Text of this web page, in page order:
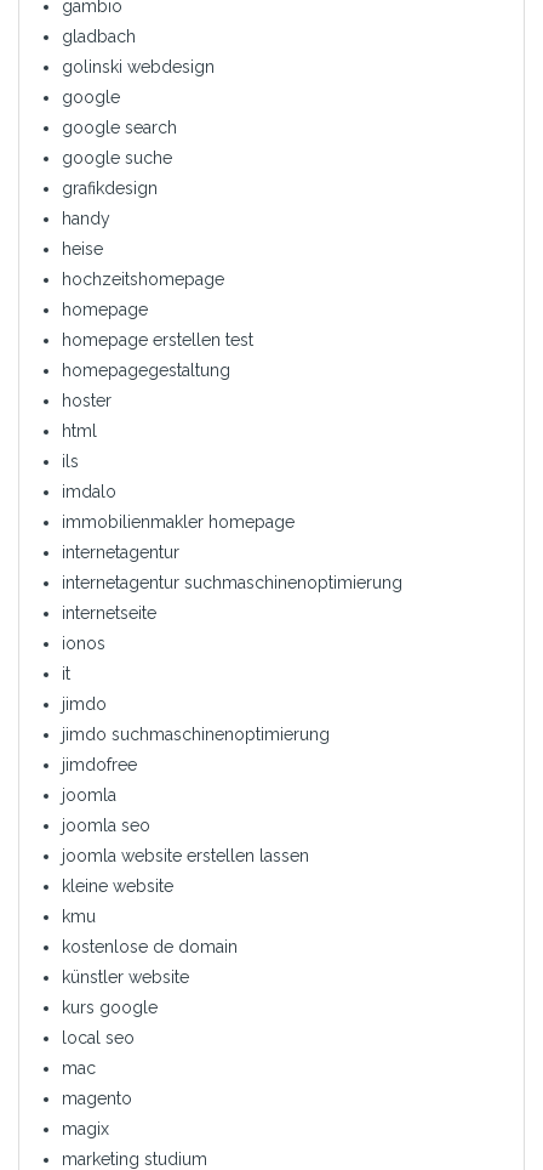
gambio
gladbach
golinski webdesign
google
google search
google suche
grafikdesign
handy
heise
hochzeitshomepage
homepage
homepage erstellen test
homepagegestaltung
hoster
html
ils
imdalo
immobilienmakler homepage
internetagentur
internetagentur suchmaschinenoptimierung
internetseite
ionos
it
jimdo
jimdo suchmaschinenoptimierung
jimdofree
joomla
joomla seo
joomla website erstellen lassen
kleine website
kmu
kostenlose de domain
künstler website
kurs google
local seo
mac
magento
magix
marketing studium